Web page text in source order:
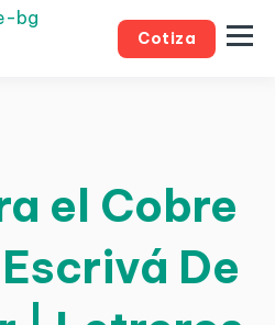
Cotiza
el Cobre
De